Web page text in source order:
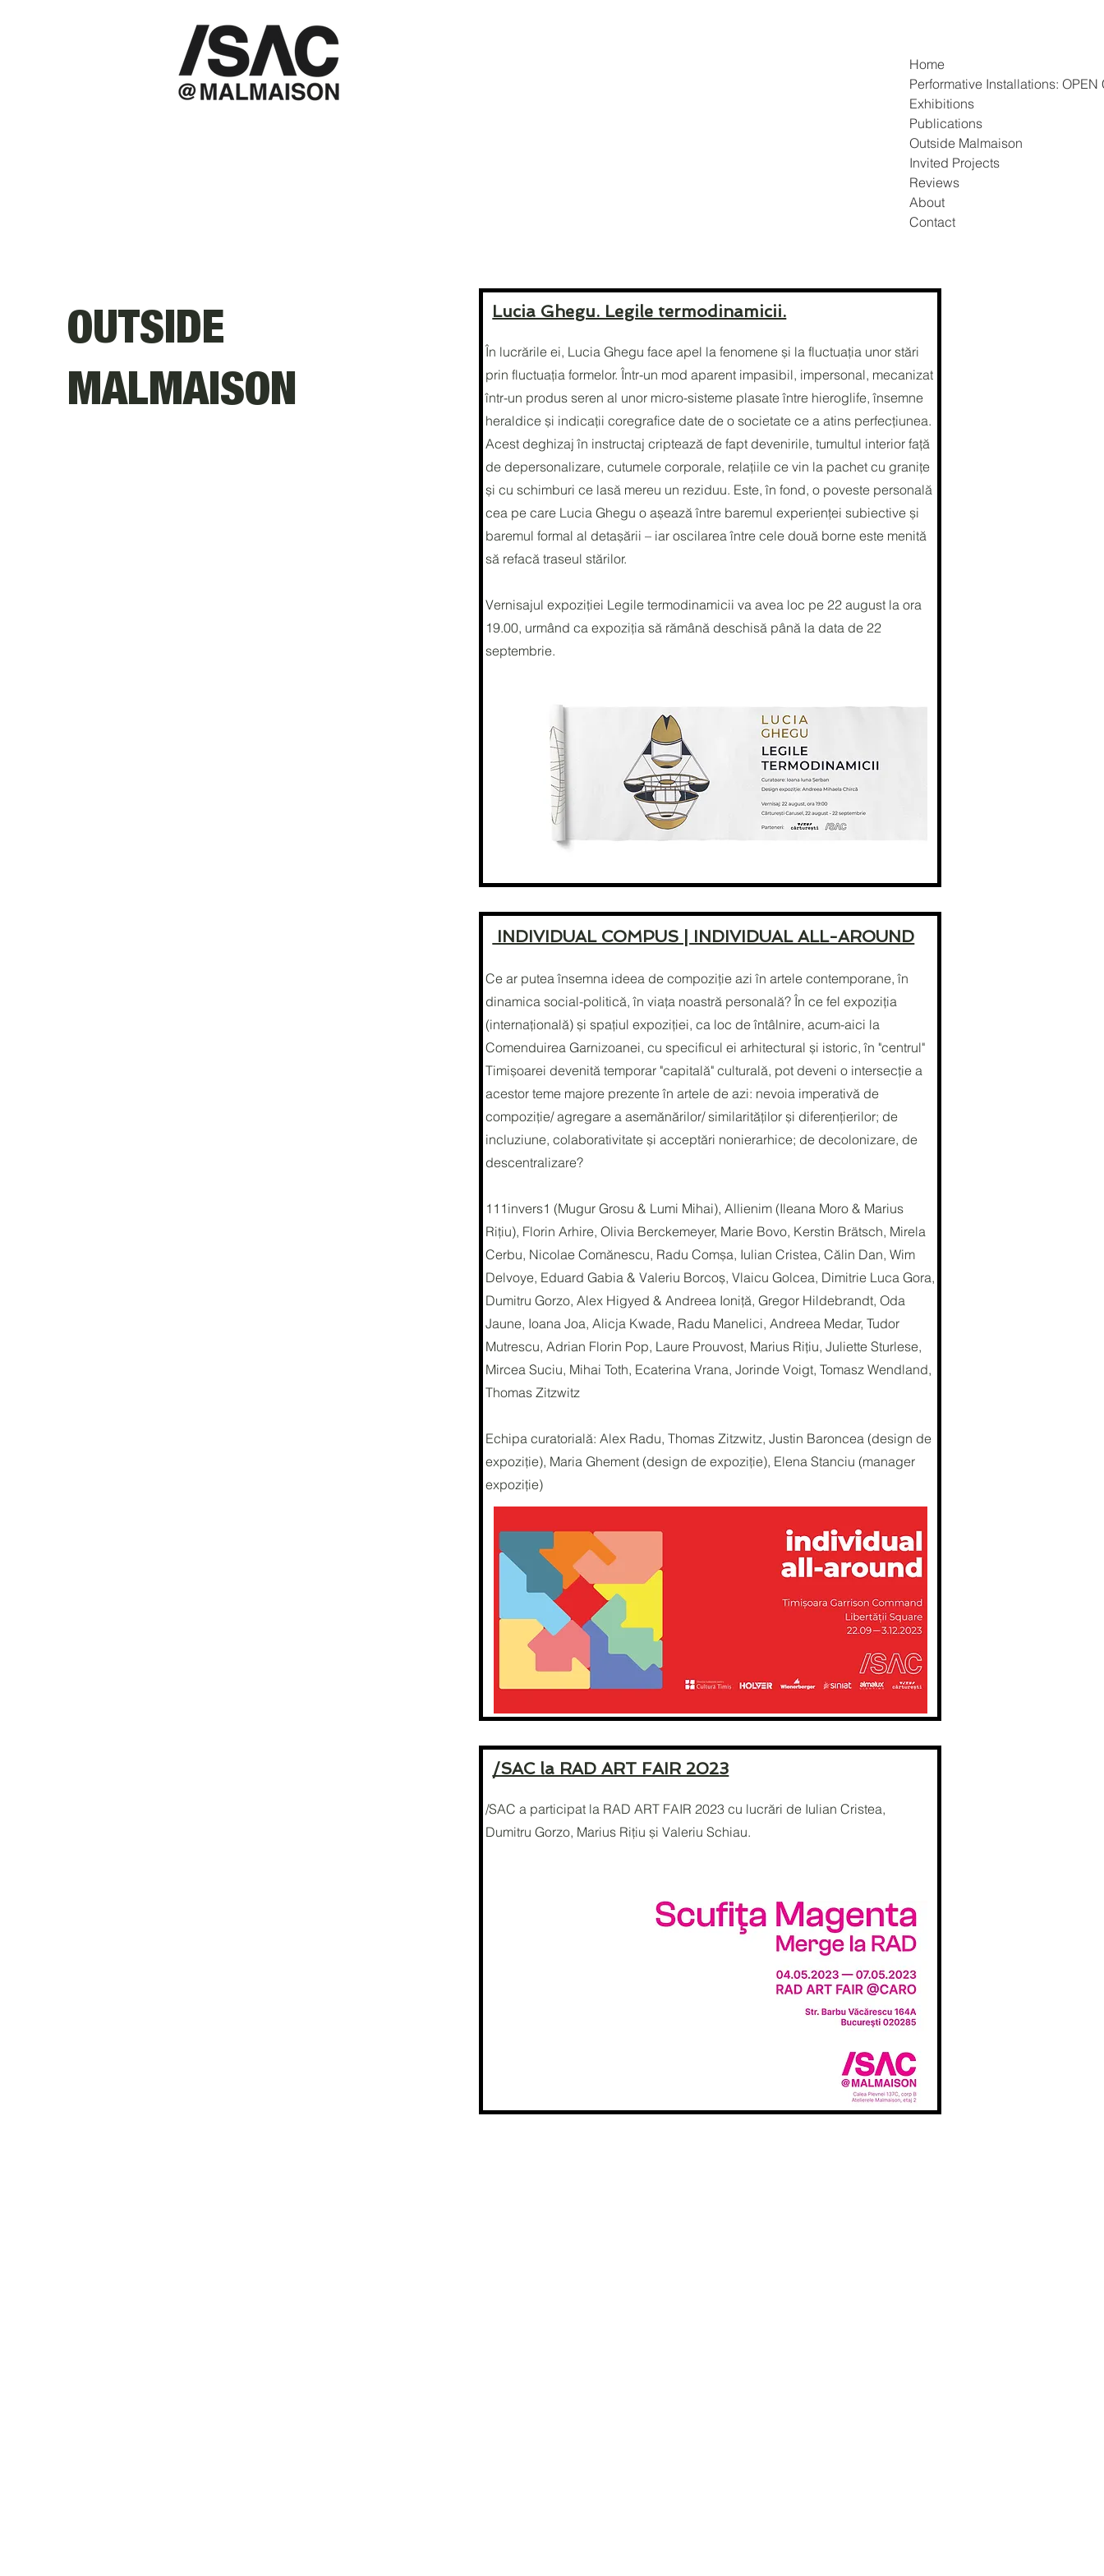
Home
Performative Installations: OPEN
Exhibitions
Publications
Outside Malmaison
Invited Projects
Reviews
About
Contact
OUTSIDE
MALMAISON
Lucia Ghegu. Legile termodinamicii.
În lucrările ei, Lucia Ghegu face apel la fenomene și la fluctuația unor stări
prin fluctuația formelor. Într-un mod aparent impasibil, impersonal, mecanizat
într-un produs seren al unor micro-sisteme plasate între hieroglife, însemne
heraldice și indicații coregrafice date de o societate ce a atins perfecțiunea.
Acest deghizaj în instructaj criptează de fapt devenirile, tumultul interior față
de depersonalizare, cutumele corporale, relațiile ce vin la pachet cu granițe
și cu schimburi ce lasă mereu un reziduu. Este, în fond, o poveste personală
cea pe care Lucia Ghegu o așează între baremul experienței subiective și
baremul formal al detașării – iar oscilarea între cele două borne este menită
să refacă traseul stărilor.
Vernisajul expoziției Legile termodinamicii va avea loc pe 22 august la ora
19.00, urmând ca expoziția să rămână deschisă până la data de 22
septembrie.
INDIVIDUAL COMPUS | INDIVIDUAL ALL-AROUND
Ce ar putea însemna ideea de compoziție azi în artele contemporane, în
dinamica social-politică, în viața noastră personală? În ce fel expoziția
(internațională) și spațiul expoziției, ca loc de întâlnire, acum-aici la
Comenduirea Garnizoanei, cu specificul ei arhitectural și istoric, în "centrul"
Timișoarei devenită temporar "capitală" culturală, pot deveni o intersecție a
acestor teme majore prezente în artele de azi: nevoia imperativă de
compoziție/ agregare a asemănărilor/ similarităților și diferențierilor; de
incluziune, colaborativitate și acceptări nonierarhice; de decolonizare, de
descentralizare?
111invers1 (Mugur Grosu & Lumi Mihai), Allienim (Ileana Moro & Marius
Rițiu), Florin Arhire, Olivia Berckemeyer, Marie Bovo, Kerstin Brätsch, Mirela
Cerbu, Nicolae Comănescu, Radu Comșa, Iulian Cristea, Călin Dan, Wim
Delvoye, Eduard Gabia & Valeriu Borcoș, Vlaicu Golcea, Dimitrie Luca Gora,
Dumitru Gorzo, Alex Higyed & Andreea Ioniță, Gregor Hildebrandt, Oda
Jaune, Ioana Joa, Alicja Kwade, Radu Manelici, Andreea Medar, Tudor
Mutrescu, Adrian Florin Pop, Laure Prouvost, Marius Rițiu, Juliette Sturlese,
Mircea Suciu, Mihai Toth, Ecaterina Vrana, Jorinde Voigt, Tomasz Wendland,
Thomas Zitzwitz
Echipa curatorială: Alex Radu, Thomas Zitzwitz, Justin Baroncea (design de
expoziție), Maria Ghement (design de expoziție), Elena Stanciu (manager
expoziție)
/SAC la RAD ART FAIR 2023
/SAC a participat la RAD ART FAIR 2023 cu lucrări de Iulian Cristea,
Dumitru Gorzo, Marius Rițiu și Valeriu Schiau.